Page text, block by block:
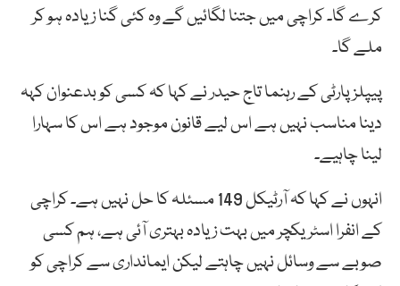
کرے گا۔ کراچی میں جتنا لگائیں گے وہ کئی گنا زیادہ ہو کر
ملے گا۔
پیپلز پارٹی کے رہنما تاج حیدر نے کہا کہ کسی کو بدعنوان کہہ
دینا مناسب نہیں ہے اس لیے قانون موجود ہے اس کا سہارا
لینا چاہیے۔
انہوں نے کہا کہ آرٹیکل 149 مسئلہ کا حل نہیں ہے۔ کراچی
کے انفرا اسٹریکچر میں بہت زیادہ بہتری آئی ہے، ہم کسی
صوبے سے وسائل نہیں چاہتے لیکن ایمانداری سے کراچی کو